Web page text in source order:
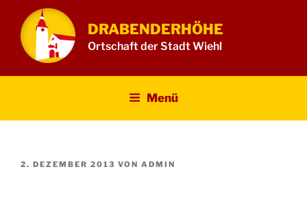
Inhalt
springen
DRABENDERHÖHE
Ortschaft der Stadt Wiehl
Menü
VERÖFFENTLICHT
2. DEZEMBER 2013 VON ADMIN